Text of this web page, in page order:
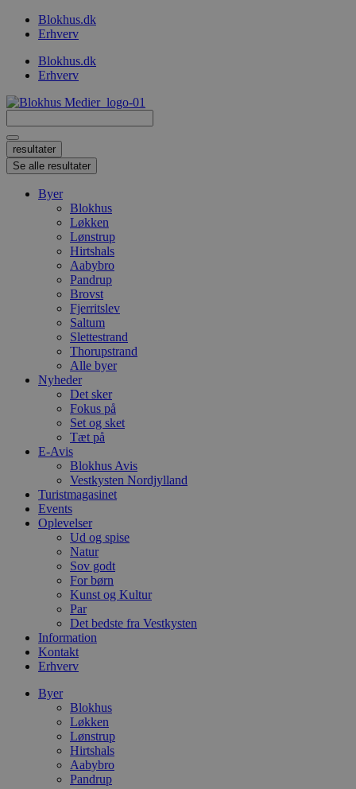
VidereBlokhus.dk
Erhverv
Blokhus.dk
Erhverv
...
resultater
Se alle resultater
Byer
Blokhus
Løkken
Lønstrup
Hirtshals
Aabybro
Pandrup
Brovst
Fjerritslev
Saltum
Slettestrand
Thorupstrand
Alle byer
Nyheder
Det sker
Fokus på
Set og sket
Tæt på
E-Avis
Blokhus Avis
Vestkysten Nordjylland
Turistmagasinet
Events
Oplevelser
Ud og spise
Natur
Sov godt
For børn
Kunst og Kultur
Par
Det bedste fra Vestkysten
Information
Kontakt
Erhverv
Byer
Blokhus
Løkken
Lønstrup
Hirtshals
Aabybro
Pandrup